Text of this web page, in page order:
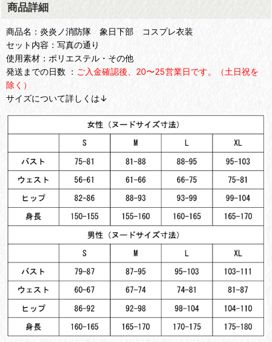
商品詳細
商品名：炎炎ノ消防隊 象日下部 コスプレ衣装
セット内容：写真の通り
使用素材：ポリエステル・その他
発送までの日数 ： ご入金確認後、20〜25営業日です。（土日祝を
除く）
サイズについて詳しくは↓